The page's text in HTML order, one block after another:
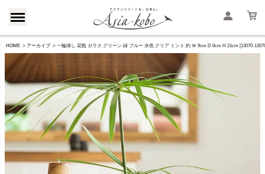
HOME アーカイブ 一輪挿し 花瓶 ガラス グリーン 緑 ブルー 水色 クリア ミント 約 Ｗ 9cm D 9cm H 21cm [13070-